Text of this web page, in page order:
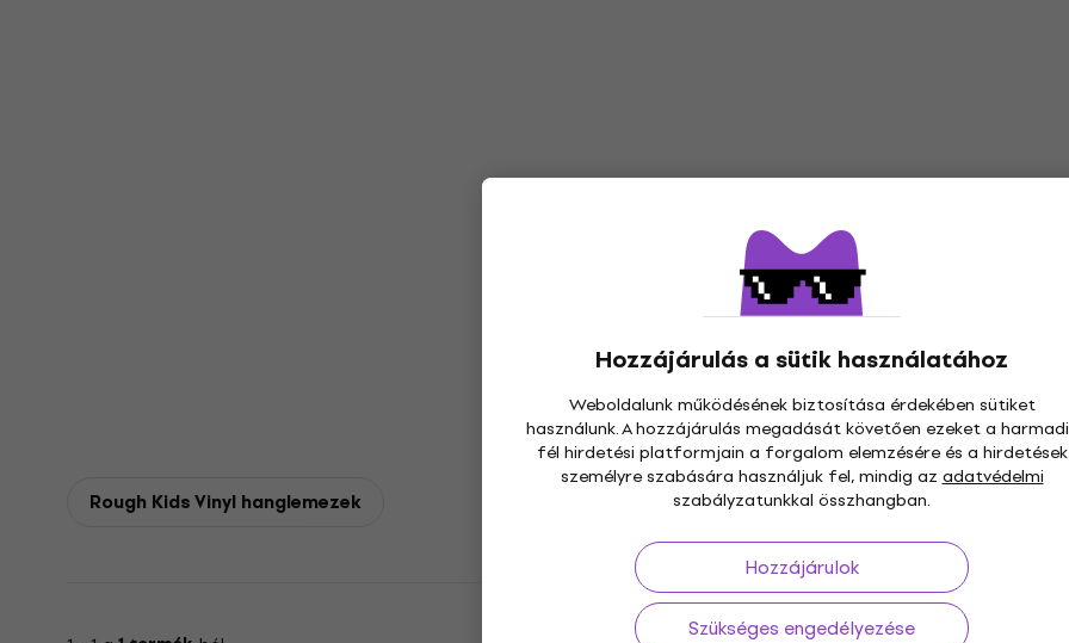
Hozzájárulás a sütik használatához
Weboldalunk működésének biztosítása érdekében sütiket
használunk. A hozzájárulás megadását követően ezeket a
fél hirdetési platformjain a forgalom elemzésére és a hirdetések
személyre szabására használjuk fel, mindig az adatvédelmi
szabályzatunkkal összhangban.
Hozzájárulok
Szükséges engedélyezése
Rough Kids Vinyl hanglemezek